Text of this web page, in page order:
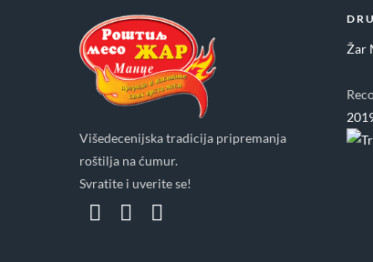
Višedecenijska tradicija pripremanja
roštilja na ćumur.
Svratite i uverite se!
Žar